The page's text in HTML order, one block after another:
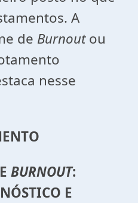
A
de Burnoutou
nesse
BURNOUT:
E